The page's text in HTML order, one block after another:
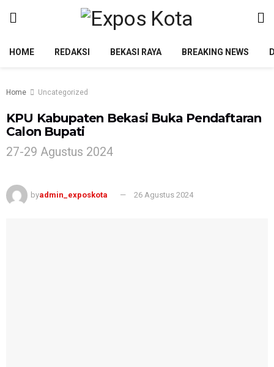
HOME REDAKSI BEKASI RAYA BREAKING NEWS
Home Uncategorized
KPU Kabupaten Bekasi Buka Pendaftaran
Calon Bupati
27-29 Agustus 2024
byadmin_exposkota 26 Agustus 2024